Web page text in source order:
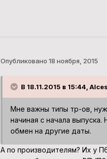
Опубликовано 18 ноября, 2015
В 18.11.2015 в 15:44,
Мне важны типы тр-ов,
начиная с начала
обмен на другие даты.
А по производителям? Их у